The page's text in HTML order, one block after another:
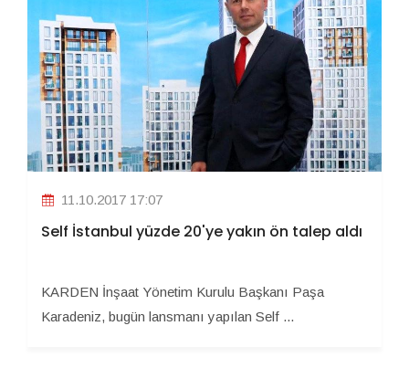
11.10.2017 17:07
Self İstanbul yüzde 20'ye yakın ön talep aldı
KARDEN İnşaat Yönetim Kurulu Başkanı Paşa
Karadeniz, bugün lansmanı yapılan Self ...